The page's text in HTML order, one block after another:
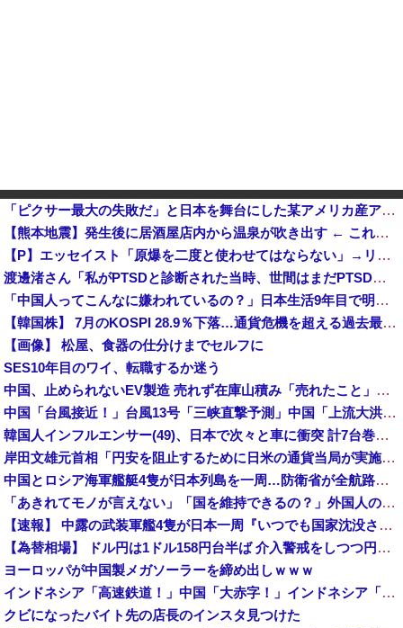
「ピクサー最大の失敗だ」と日本を舞台にした某アメリカ産アニメが話題に、日本と韓国の両方に失礼すぎるわ
【熊本地震】発生後に居酒屋店内から温泉が吹き出す ← これ前触れじゃね？
【P】エッセイスト「原爆を二度と使わせてはならない」→リプ「もちろん中国の核も非難する？」→即ブロック他
渡邊渚さん「私がPTSDと診断された当時、世間はまだPTSDという言葉は浸透されていませんでした」
「中国人ってこんなに嫌われているの？」日本生活9年目で明かす本心！
【韓国株】 7月のKOSPI 28.9％下落…通貨危機を超える過去最大の下げ幅
【画像】 松屋、食器の仕分けまでセルフに
SES10年目のワイ、転職するか迷う
中国、止められないEV製造 売れず在庫山積み「売れたこと」にして補助金を騙し取る事案を思いつきが横行
中国「台風接近！」台風13号「三峡直撃予測」中国「上流大洪水！（三峡上流」中国都市「8/5の映像（動画」三峡ダム「緊急放流（決壊危機」中国「下流大水害（震え声」→
韓国人インフルエンサー(49)、日本で次々と車に衝突 計7台巻き込み 八王子
岸田文雄元首相「円安を阻止するために日米の通貨当局が実施した為替介入は一時しのぎに過ぎない」
中国とロシア海軍艦艇4隻が日本列島を一周…防衛省が全航路を公開！
「あきれてモノが言えない」「国を維持できるの？」外国人の永住許可要件の厳格化で在日中国人の本音は？
【速報】 中露の武装軍艦4隻が日本一周『いつでも国家沈没させられるぞ』
【為替相場】 ドル円は1ドル158円台半ば 介入警戒をしつつ円売りが続行
ヨーロッパが中国製メガソーラーを締め出しｗｗｗ
インドネシア「高速鉄道！」中国「大赤字！」インドネシア「運営会社の株式購入！（負債対策」中国「はい（巨額負債」インドネシア「700km延伸計画！（実質中止」→
クビになったバイト先の店長のインスタ見つけた